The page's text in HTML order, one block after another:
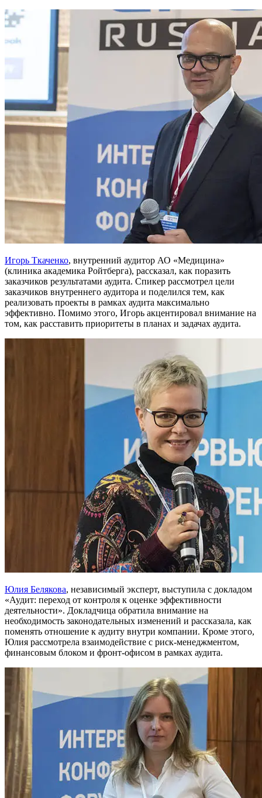
Игорь Ткаченко, внутренний аудитор АО «Медицина»
(клиника академика Ройтберга), рассказал, как поразить
заказчиков результатами аудита. Спикер рассмотрел цели
заказчиков внутреннего аудитора и поделился тем, как
реализовать проекты в рамках аудита максимально
эффективно. Помимо этого, Игорь акцентировал внимание на
том, как расставить приоритеты в планах и задачах аудита.
Юлия Белякова, независимый эксперт, выступила с докладом
«Аудит: переход от контроля к оценке эффективности
деятельности». Докладчица обратила внимание на
необходимость законодательных изменений и рассказала, как
поменять отношение к аудиту внутри компании. Кроме этого,
Юлия рассмотрела взаимодействие с риск-менеджментом,
финансовым блоком и фронт-офисом в рамках аудита.